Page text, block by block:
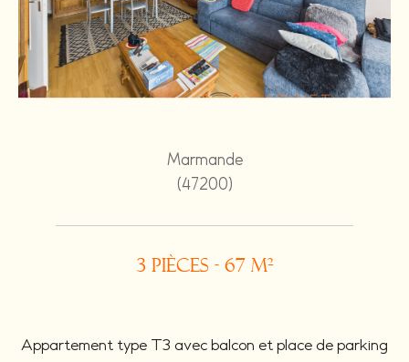
Marmande
(47200)
3 pièces - 67 m²
Appartement type T3 avec balcon et place de parking